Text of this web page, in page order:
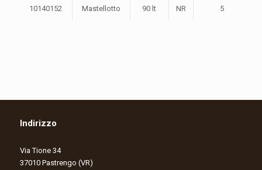
10140152 Mastellotto 90 lt NR 5
Indirizzo
Via Tione 34
37010 Pastrengo (VR)